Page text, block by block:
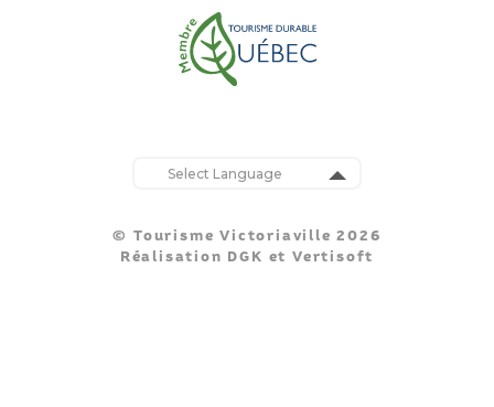
© Tourisme Victoriaville 2026
Réalisation DGK et Vertisoft